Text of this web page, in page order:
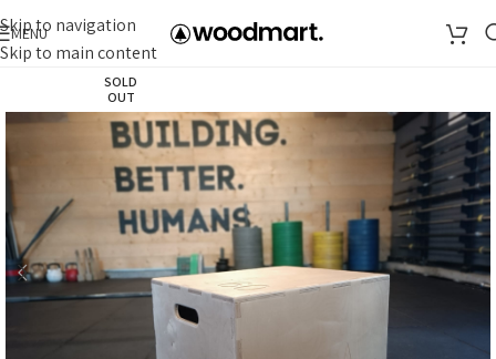
Skip to navigation
Skip to main content
MENU
SOLD
OUT